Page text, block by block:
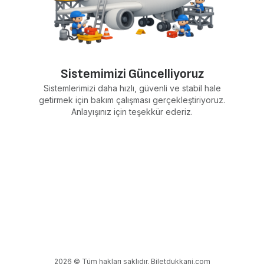
Sistemimizi Güncelliyoruz
Sistemlerimizi daha hızlı, güvenli ve stabil hale
getirmek için bakım çalışması gerçekleştiriyoruz.
Anlayışınız için teşekkür ederiz.
2026 © Tüm hakları saklıdır. Biletdukkani.com